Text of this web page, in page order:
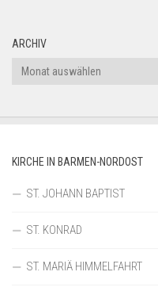
ARCHIV
Archiv
KIRCHE IN BARMEN-NORDOST
ST. JOHANN BAPTIST
ST. KONRAD
ST. MARIÄ HIMMELFAHRT